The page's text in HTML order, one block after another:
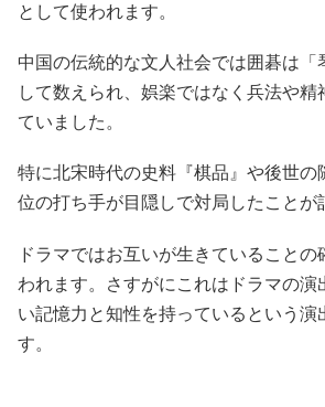
として使われます。
中国の伝統的な文人社会では囲碁は「
して数えられ、娯楽ではなく兵法や
ていました。
特に北宋時代の史料『棋品』や後世の
位の打ち手が目隠しで対局したことが
ドラマではお互いが生きていること
われます。さすがにこれはドラマの演
い記憶力と知性を持っているという演
す。